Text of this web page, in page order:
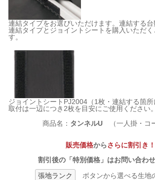
連結タイプをお選びいただけます。連結する台
連結タイプとジョイントシートを購入いただ
す。
ジョイントシートPJ2004（1枚・連結する箇所
取付は一辺につき2枚を目安にご使用ください。
商品名： タンネルU （一人掛・コ
販売価格からさらに割引き！
割引後の「特別価格」はお問い合わ
張地ランク
ボタンから選べる生地